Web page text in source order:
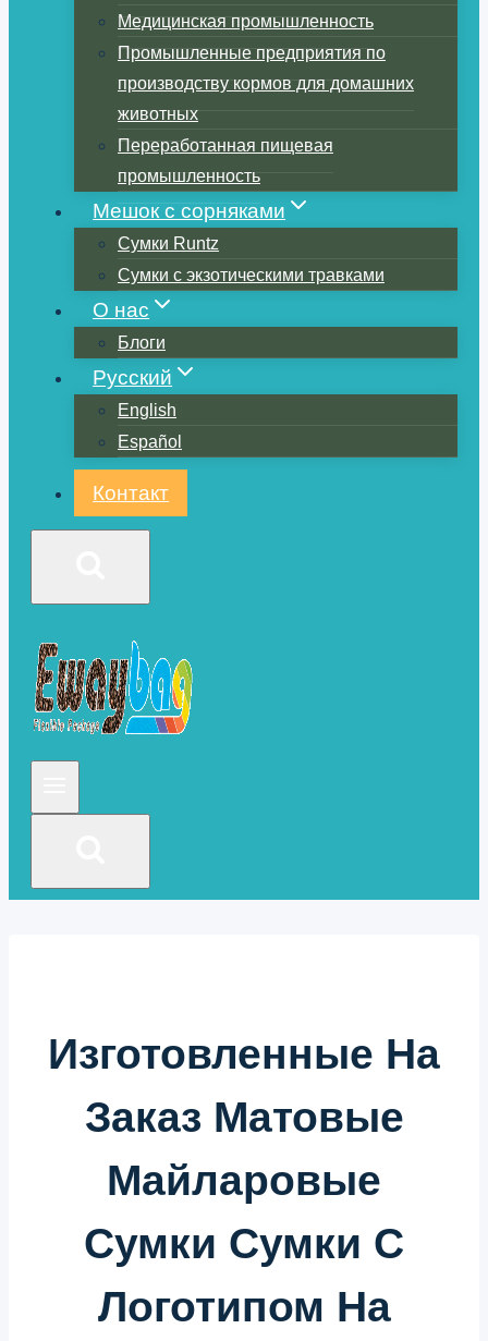
Медицинская промышленность
Промышленные предприятия по
производству кормов для домашних
животных
Переработанная пищевая
промышленность
Мешок с сорняками
Сумки Runtz
Сумки с экзотическими травками
О нас
Блоги
Русский
English
Español
Контакт
Изготовленные На
Заказ Матовые
Майларовые
Сумки Сумки С
Логотипом На